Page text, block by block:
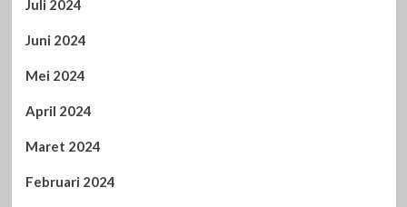
Juli 2024
Juni 2024
Mei 2024
April 2024
Maret 2024
Februari 2024